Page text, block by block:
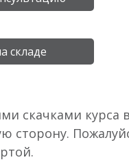
складе
скачками
сторону.